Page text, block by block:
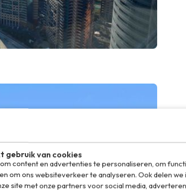
gebruik van cookies
content en advertenties te personaliseren, om
om ons websiteverkeer te analyseren. Ook delen
site met onze partners voor social media,